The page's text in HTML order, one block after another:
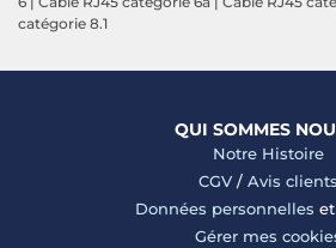
catégorie 8.1
QUI SOMMES
Notre Histoire
CGV/ Avis clients
Données personnelles et
Gérer mes